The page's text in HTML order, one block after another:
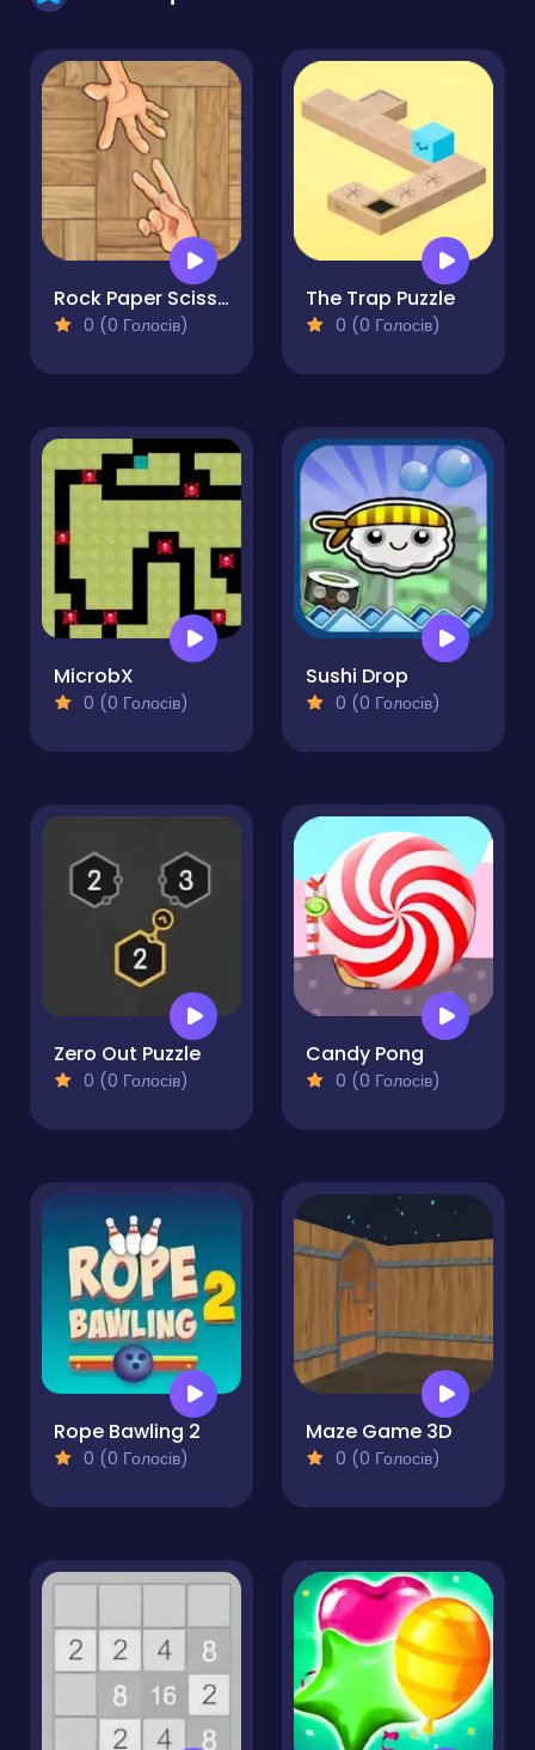
Rock Paper Scissor
0 (0 Голосів)
The Trap Puzzle
0 (0 Голосів)
MicrobX
0 (0 Голосів)
Sushi Drop
0 (0 Голосів)
Zero Out Puzzle
0 (0 Голосів)
Candy Pong
0 (0 Голосів)
Rope Bawling 2
0 (0 Голосів)
Maze Game 3D
0 (0 Голосів)